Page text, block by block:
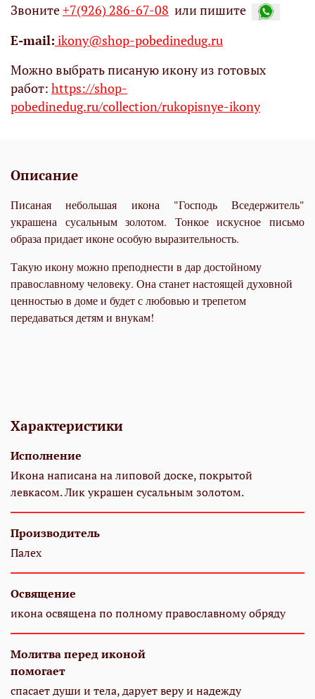
Звоните+7(926) 286-67-08 или пишите
Е-mail: ikony@shop-pobedinedug.ru
Можно выбрать писаную икону из готовых
работ: https://shop-
pobedinedug.ru/collection/rukopisnye-ikony
Описание
Писаная небольшая икона "Господь Вседержитель"
украшена сусальным золотом. Тонкое искусное письмо
образа придает иконе особую выразительность.
Такую икону можно преподнести в дар достойному
православному человеку. Она станет настоящей духовной
ценностью в доме и будет с любовью и трепетом
передаваться детям и внукам!
Характеристики
Исполнение
Икона написана на липовой доске, покрытой
левкасом. Лик украшен сусальным золотом.
Производитель
Палех
Освящение
икона освящена по полному православному обряду
Молитва перед иконой
помогает
спасает души и тела, дарует веру и надежду